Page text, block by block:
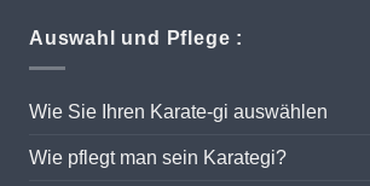
Auswahl und Pflege :
Wie Sie Ihren Karate-gi auswählen
Wie pflegt man sein Karategi?